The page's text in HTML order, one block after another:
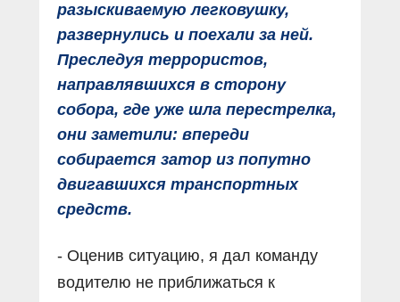
разыскиваемую легковушку,
развернулись и поехали за ней.
Преследуя террористов,
направлявшихся в сторону
собора, где уже шла перестрелка,
они заметили: впереди
собирается затор из попутно
двигавшихся транспортных
средств.
- Оценив ситуацию, я дал команду
водителю не приближаться к